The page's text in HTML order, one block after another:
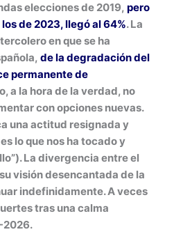
elecciones de 2019,pero
de 2023, llegó al 64%. La
en que se ha
de la degradación del
permanente de
a la hora de la verdad, no
con opciones nuevas.
una actitud resignada y
lo que nos ha tocado y
La divergencia entre el
visión desencantada de la
indefinidamente. A veces
tras una calma
2026.